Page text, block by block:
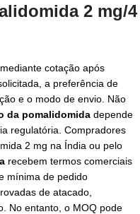
2 mg/4
cotação após
a preferência de
e o modo de envio. Não
da pomalidomida depende
regulatória. Compradores
2 mg na Índia ou pelo
recebem termos comerciais
mínima de pedido
de atacado,
No entanto, o MOQ pode